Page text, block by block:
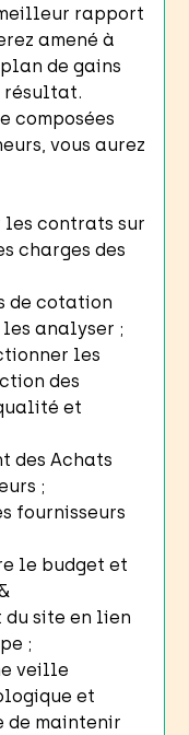
rapport
amené à
de gains
résultat.
composées
vous aurez
contrats sur
charges des
de cotation
analyser ;
les
des
et
des Achats
;
fournisseurs
le budget et
du site en lien
;
veille
et
de maintenir